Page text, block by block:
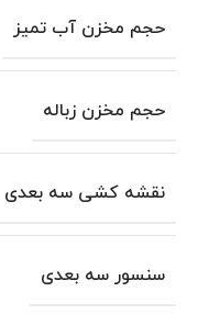
حجم مخزن آب تمیز
حجم مخزن زباله
نقشه کشی سه بعدی
سنسور سه بعدی